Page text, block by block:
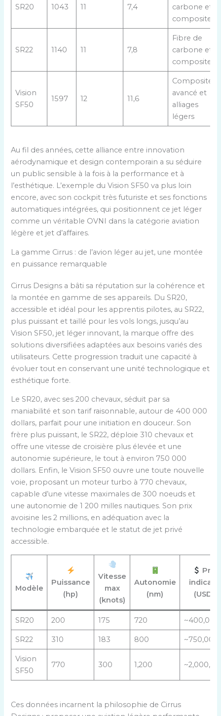
SR20 1043 11 7,4
carbone et
composites
SR22 1140 11 7,8
Fibre de
carbone et
composites
Vision
SF50
1597 12 11,6
Composite
avancé et
alliages
légers
Au fil des années, cette alliance entre innovation
aérodynamique et design contemporain a su séduire
un public sensible à la fois à la performance et à
l’esthétique. L’exemple du Vision SF50 va plus loin
encore, avec son cockpit très futuriste et ses fonctions
automatiques intégrées, qui positionnent ce jet léger
comme un véritable OVNI dans la catégorie aviation
légère et jet d’affaires.
La gamme Cirrus : de l’avion léger au jet, une montée
en puissance remarquable
Cirrus Designs a bâti sa réputation sur la cohérence et
la montée en gamme de ses appareils. Du SR20,
accessible et idéal pour les apprentis pilotes, au SR22,
plus puissant et taillé pour les vols longs, jusqu’au
Vision SF50, jet léger innovant, la marque offre des
solutions diversifiées adaptées aux besoins variés des
utilisateurs. Cette progression traduit une capacité à
évoluer tout en conservant une unité technologique et
esthétique forte.
Le SR20, avec ses 200 chevaux, séduit par sa
maniabilité et son tarif raisonnable, autour de 400 000
dollars, parfait pour une initiation en douceur. Son
frère plus puissant, le SR22, déploie 310 chevaux et
offre une vitesse de croisière plus élevée et une
autonomie supérieure, le tout à environ 750 000
dollars. Enfin, le Vision SF50 ouvre une toute nouvelle
voie, proposant un moteur turbo à 770 chevaux,
capable d’une vitesse maximales de 300 noeuds et
une autonomie de 1 200 milles nautiques. Son prix
avoisine les 2 millions, en adéquation avec la
technologie embarquée et le statut de jet privé
accessible.
Modèle
Puissance
(hp)
Vitesse
max
(knots)
Autonomie
(nm)
Prix
indicatif
(USD)
SR20 200 175 720 ~400,000
SR22 310 183 800 ~750,000
Vision
SF50
770 300 1,200
Ces données incarnent la philosophie de Cirrus